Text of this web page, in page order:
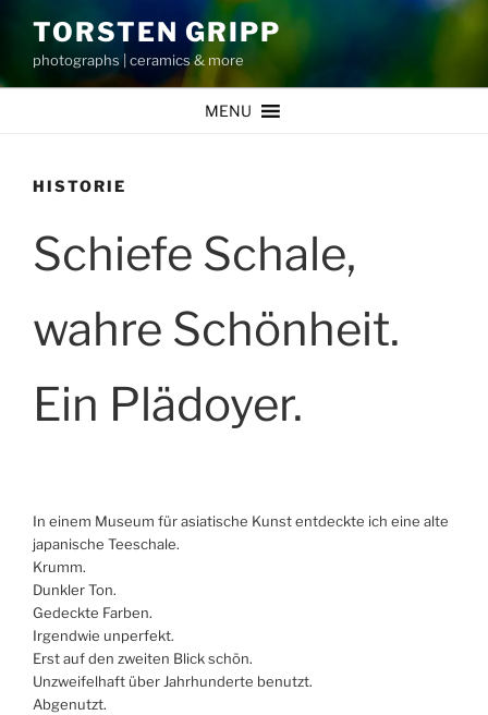
Inhalt
springen
TORSTEN GRIPP
photographs | ceramics & more
MENU
HISTORIE
Schiefe Schale,
wahre Schönheit.
Ein Plädoyer.
In einem Museum für asiatische Kunst entdeckte ich eine alte
japanische Teeschale.
Krumm.
Dunkler Ton.
Gedeckte Farben.
Irgendwie unperfekt.
Erst auf den zweiten Blick schön.
Unzweifelhaft über Jahrhunderte benutzt.
Abgenutzt.